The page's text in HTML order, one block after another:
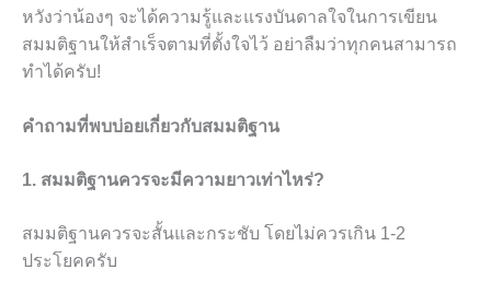
หวังว่าน้องๆ จะได้ความรู้และแรงบันดาลใจในการเขียน
สมมติฐานให้สำเร็จตามที่ตั้งใจไว้ อย่าลืมว่าทุกคนสามารถ
ทำได้ครับ!
คำถามที่พบบ่อยเกี่ยวกับสมมติฐาน
1. สมมติฐานควรจะมีความยาวเท่าไหร่?
สมมติฐานควรจะสั้นและกระชับ โดยไม่ควรเกิน 1-2
ประโยคครับ